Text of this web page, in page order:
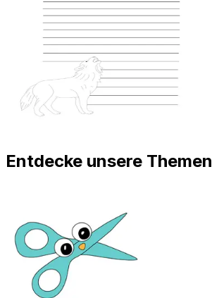
Entdecke unsere Themen